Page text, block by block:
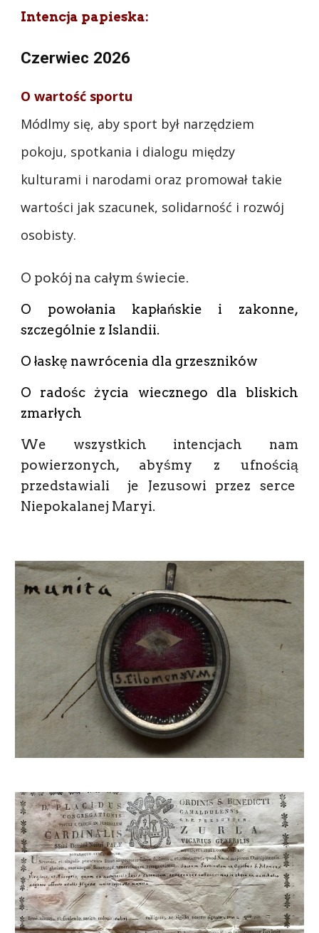
Intencja papieska:
Czerwiec 2026
O wartość sportu
Módlmy się, aby sport był narzędziem
pokoju, spotkania i dialogu między
kulturami i narodami oraz promował takie
wartości jak szacunek, solidarność i rozwój
osobisty.
O pokój na całym świecie.
O powołania kapłańskie i zakonne,
szczególnie z Islandii.
O łaskę nawrócenia dla grzeszników
O radośc życia wiecznego dla bliskich
zmarłych
We wszystkich intencjach nam
powierzonych, abyśmy z ufnością
przedstawiali je Jezusowi przez serce
Niepokalanej Maryi.